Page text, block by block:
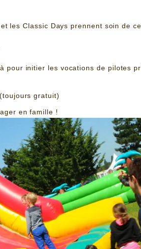
les Classic Days prennent soin de
pour initier les vocations de pilotes
gratuit)
en famille !